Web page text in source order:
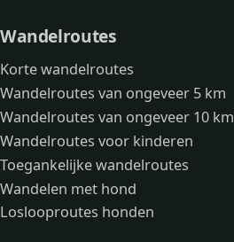
Wandelroutes
Korte wandelroutes
Wandelroutes van ongeveer 5 km
Wandelroutes van ongeveer 10 km
Wandelroutes voor kinderen
Toegankelijke wandelroutes
Wandelen met hond
Loslooproutes honden